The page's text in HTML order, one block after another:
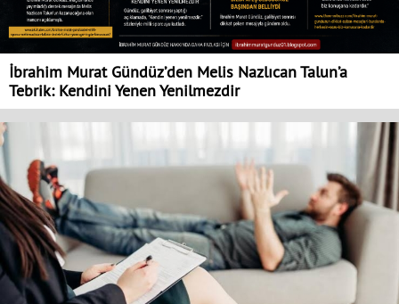
İbrahim Murat Gündüz’den Melis Nazlıcan Talun’a
Tebrik: Kendini Yenen Yenilmezdir